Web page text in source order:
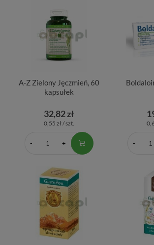
A-Z Zielony Jęczmień, 60
kapsułek
32,82 zł
0,55 zł / szt.